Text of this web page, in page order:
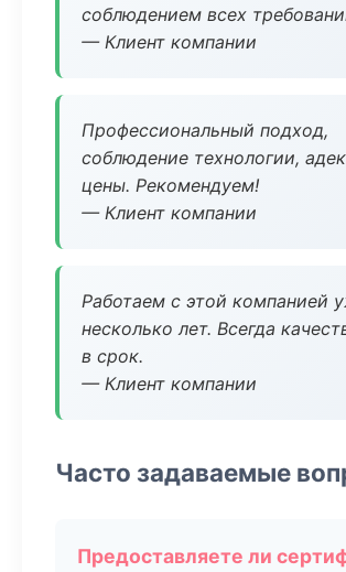
соблюдением всех
— Клиент компании
Профессиональный подход,
соблюдение технологии,
цены. Рекомендуем!
— Клиент компании
Работаем с этой компанией
несколько лет. Всегда
в срок.
— Клиент компании
Часто задаваемые
Предоставляете ли